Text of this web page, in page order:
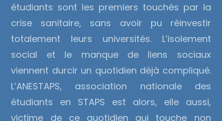
étudiants sont les premiers touchés par la
crise sanitaire, sans avoir pu réinvestir
totalement leurs universités. L’isolement
social et le manque de liens sociaux
viennent durcir un quotidien déjà compliqué.
L’ANESTAPS, association nationale des
étudiants en STAPS est alors, elle aussi,
victime de ce quotidien qui touche non